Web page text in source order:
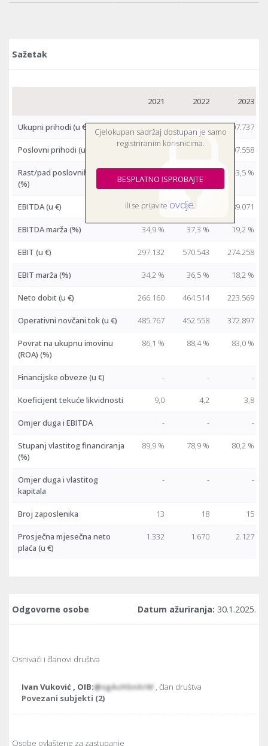
Sažetak
Cjelokupan sadržaj dostupan je samo
registriranim korisnicima.
BESPLATNO ISPROBAJTE
Ili se prijavite ovdje.
2021 2022 2023
Ukupni prihodi (u €) 869.588 1.562.107 1.507.737
Poslovni prihodi (u €) 1.507.558
Rast/pad poslovnih prihoda
(%)
-3,5 %
EBITDA(u €) 303.598 582.828 289.071
EBITDA marža (%) 34,9 % 37,3 % 19,2 %
EBIT (u €) 297.132 570.543 274.258
EBIT marža (%) 34,2 % 36,5 % 18,2 %
Neto dobit(u €) 266.160 464.514 223.569
Operativni novčani tok(u €) 485.767 452.558 372.897
Povrat na ukupnu imovinu
(ROA) (%)
86,1 % 88,4 % 83,0 %
Financijske obveze (u €) - - -
Koeficijent tekuće likvidnosti 9,0 4,2 3,8
Omjer duga i EBITDA - - -
Stupanj vlastitog financiranja
(%)
89,9 % 78,9 % 80,2 %
Omjer duga i vlastitog
kapitala
- - -
Broj zaposlenika 13 18 15
Prosječna mjesečna neto
plaća (u €)
1.332 1.670 2.127
Odgovorne osobe Datum ažuriranja: 30.1.2025.
Osnivači i članovi društva
Ivan Vuković , OIB:@sgAcHSnXrW , član društva
Povezani subjekti (2)
Osobe ovlaštene za zastupanje